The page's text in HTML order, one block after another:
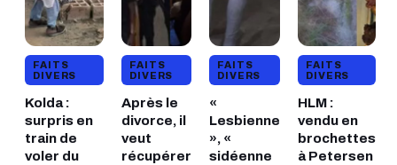
FAITS
DIVERS
Kolda :
surpris en
train de
voler du
FAITS
DIVERS
Après le
divorce, il
veut
récupérer
FAITS
DIVERS
«
Lesbienne
», «
sidéenne
FAITS
DIVERS
HLM :
vendu en
brochettes
à Petersen